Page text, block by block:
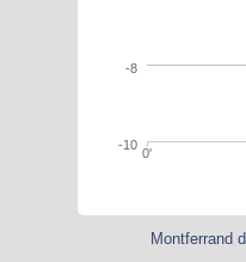
0'
-8
-10
Montferrand